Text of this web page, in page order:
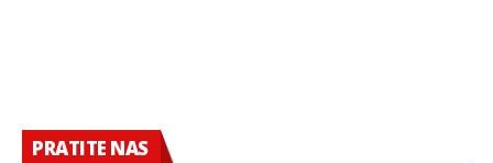
PRATITE NAS